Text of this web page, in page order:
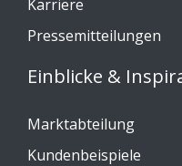
Karriere
Pressemitteilungen
Einblicke &
Marktabteilung
Kundenbeispiele